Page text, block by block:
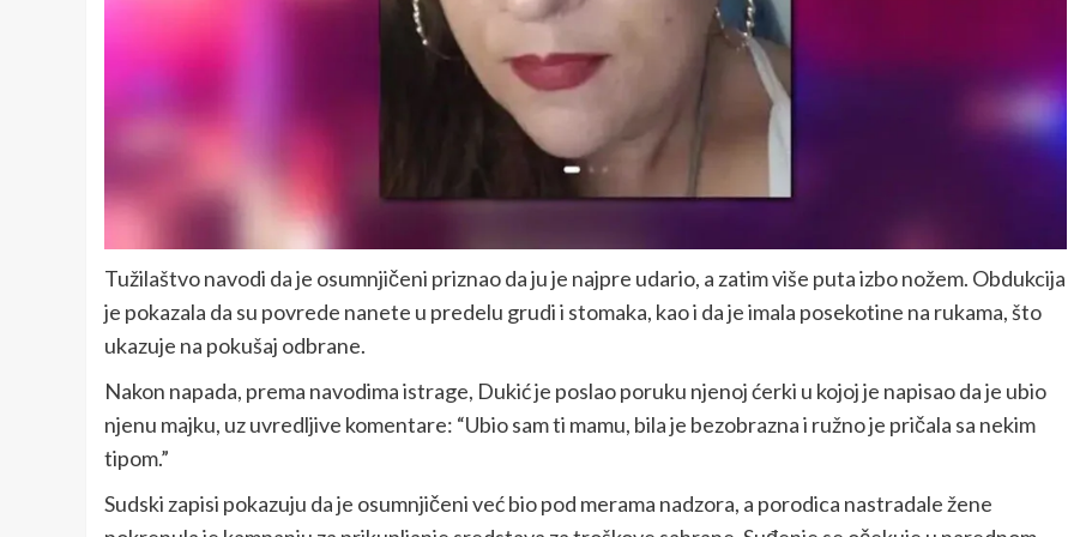
Tužilaštvo navodi da je osumnjičeni priznao da ju je najpre udario, a zatim više puta izbo nožem. Obdukcija
je pokazala da su povrede nanete u predelu grudi i stomaka, kao i da je imala posekotine na rukama, što
ukazuje na pokušaj odbrane.
Nakon napada, prema navodima istrage, Dukić je poslao poruku njenoj ćerki u kojoj je napisao da je ubio
njenu majku, uz uvredljive komentare: “Ubio sam ti mamu, bila je bezobrazna i ružno je pričala sa nekim
tipom.”
Sudski zapisi pokazuju da je osumnjičeni već bio pod merama nadzora, a porodica nastradale žene